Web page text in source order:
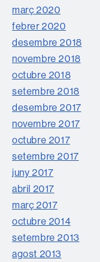
març 2020
febrer 2020
desembre 2018
novembre 2018
octubre 2018
setembre 2018
desembre 2017
novembre 2017
octubre 2017
setembre 2017
juny 2017
abril 2017
març 2017
octubre 2014
setembre 2013
agost 2013